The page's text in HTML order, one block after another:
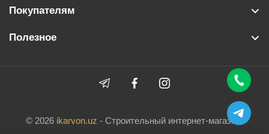
Покупателям
Полезное
© 2026 ikarvon.uz - Строительный интернет-магазин.